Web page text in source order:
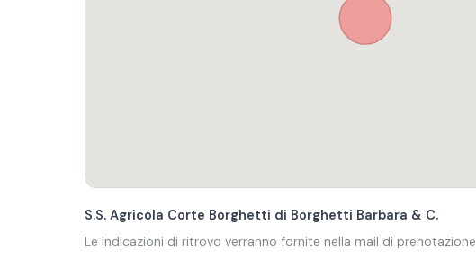
S.S. Agricola Corte Borghetti di Borghetti Barbara & C.
Le indicazioni di ritrovo verranno fornite nella mail di prenotazione